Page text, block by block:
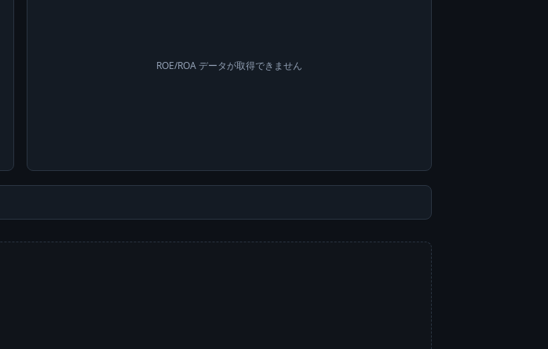
ROE/ROA データが取得できません